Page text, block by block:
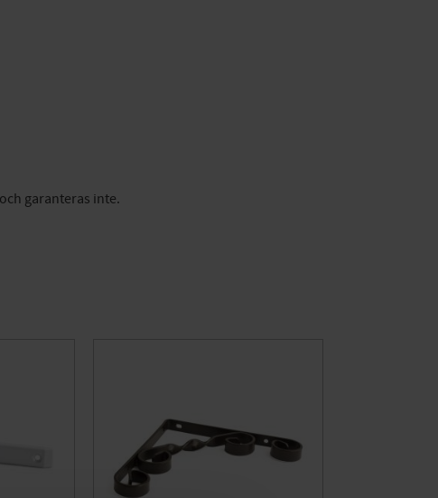
garanteras inte.